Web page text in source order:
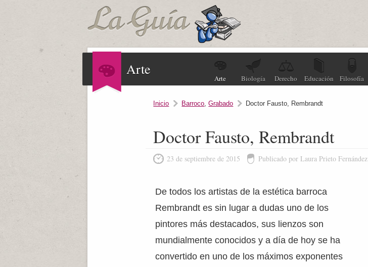
Arte
Arte Biología Derecho Educación Filosofía
Inicio Barroco,Grabado Doctor Fausto, Rembrandt
Doctor Fausto, Rembrandt
23 de septiembre de 2015 Publicado por Laura Prieto Fernández
De todos los artistas de la estética barroca
Rembrandt es sin lugar a dudas uno de los
pintores más destacados, sus lienzos son
mundialmente conocidos y a día de hoy se ha
convertido en uno de los máximos exponentes